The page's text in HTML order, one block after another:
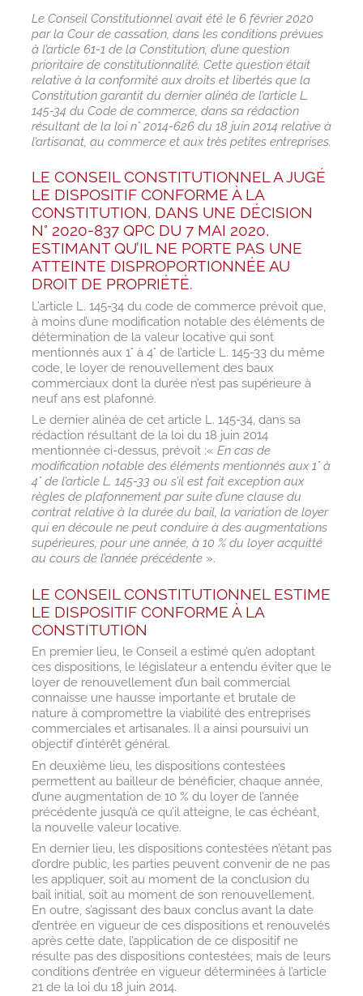
Le Conseil Constitutionnel avait été le 6 février 2020
par la Cour de cassation, dans les conditions prévues
à l’article 61-1 de la Constitution, d’une question
prioritaire de constitutionnalité. Cette question était
relative à la conformité aux droits et libertés que la
Constitution garantit du dernier alinéa de l’article L.
145-34 du Code de commerce, dans sa rédaction
résultant de la loi n° 2014-626 du 18 juin 2014 relative à
l’artisanat, au commerce et aux très petites entreprises.
LE CONSEIL CONSTITUTIONNEL A JUGÉ
LE DISPOSITIF CONFORME À LA
CONSTITUTION, DANS UNE DÉCISION
N° 2020-837 QPC DU 7 MAI 2020,
ESTIMANT QU’IL NE PORTE PAS UNE
ATTEINTE DISPROPORTIONNÉE AU
DROIT DE PROPRIÉTÉ.
L’article L. 145-34 du code de commerce prévoit que,
à moins d’une modification notable des éléments de
détermination de la valeur locative qui sont
mentionnés aux 1° à 4° de l’article L. 145-33 du même
code, le loyer de renouvellement des baux
commerciaux dont la durée n’est pas supérieure à
neuf ans est plafonné.
Le dernier alinéa de cet article L. 145-34, dans sa
rédaction résultant de la loi du 18 juin 2014
mentionnée ci-dessus, prévoit :« En cas de
modification notable des éléments mentionnés aux 1° à
4° de l’article L. 145-33 ou s’il est fait exception aux
règles de plafonnement par suite d’une clause du
contrat relative à la durée du bail, la variation de loyer
qui en découle ne peut conduire à des augmentations
supérieures, pour une année, à 10 % du loyer acquitté
au cours de l’année précédente».
LE CONSEIL CONSTITUTIONNEL ESTIME
LE DISPOSITIF CONFORME À LA
CONSTITUTION
En premier lieu, le Conseil a estimé qu’en adoptant
ces dispositions, le législateur a entendu éviter que le
loyer de renouvellement d’un bail commercial
connaisse une hausse importante et brutale de
nature à compromettre la viabilité des entreprises
commerciales et artisanales. Il a ainsi poursuivi un
objectif d’intérêt général.
En deuxième lieu, les dispositions contestées
permettent au bailleur de bénéficier, chaque année,
d’une augmentation de 10 % du loyer de l’année
précédente jusqu’à ce qu’il atteigne, le cas échéant,
la nouvelle valeur locative.
En dernier lieu, les dispositions contestées n’étant pas
d’ordre public, les parties peuvent convenir de ne pas
les appliquer, soit au moment de la conclusion du
bail initial, soit au moment de son renouvellement.
En outre, s’agissant des baux conclus avant la date
d’entrée en vigueur de ces dispositions et renouvelés
après cette date, l’application de ce dispositif ne
résulte pas des dispositions contestées, mais de leurs
conditions d’entrée en vigueur déterminées à l’article
21 de la loi du 18 juin 2014.